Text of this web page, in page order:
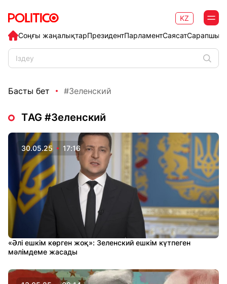
Соңғы жаңалықтарПрезидентПарламентСаясат
KZ
Басты бет #Зеленский
ТAG #Зеленский
30.05.25 17:16
«Әлі ешкім көрген жоқ»: Зеленский ешкім күтпеген
мәлімдеме жасады